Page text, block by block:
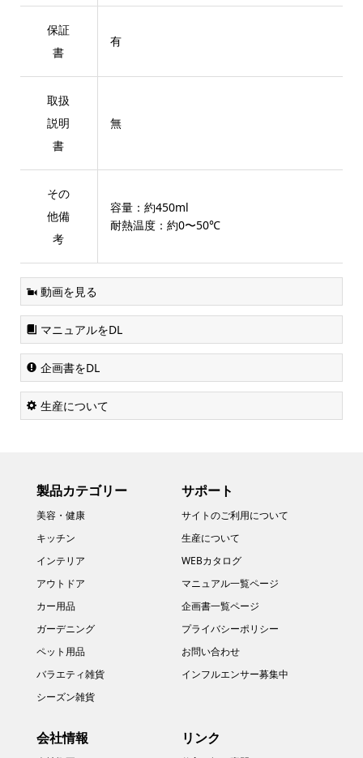
保証
書
有
取扱
説明
書
無
その
他備
考
容量：約450ml
耐熱温度：約0〜50℃
動画を見る
マニュアルをDL
企画書をDL
生産について
製品カテゴリー
美容・健康
キッチン
インテリア
アウトドア
カー用品
ガーデニング
ペット用品
バラエティ雑貨
シーズン雑貨
サポート
サイトのご利用について
生産について
WEBカタログ
マニュアル一覧ページ
企画書一覧ページ
プライバシーポリシー
お問い合わせ
インフルエンサー募集中
会社情報 リンク